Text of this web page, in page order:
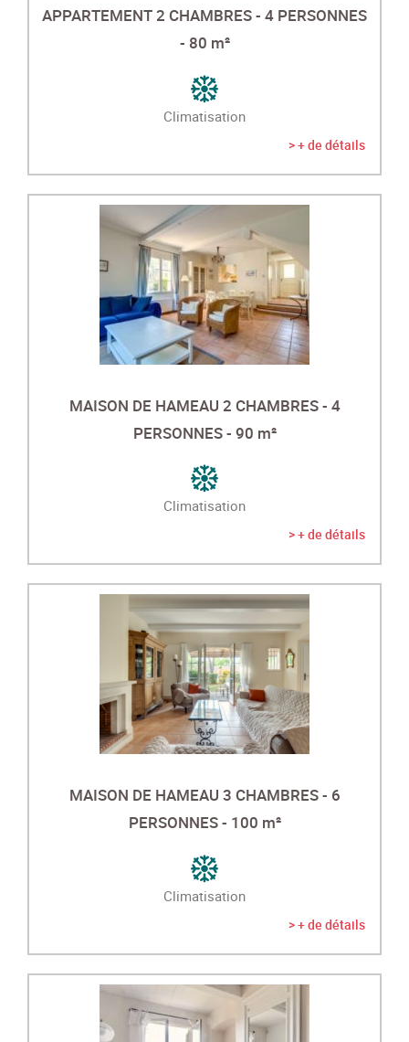
APPARTEMENT 2 CHAMBRES - 4 PERSONNES
- 80 m²
Climatisation
> + de détails
MAISON DE HAMEAU 2 CHAMBRES - 4
PERSONNES - 90 m²
Climatisation
> + de détails
MAISON DE HAMEAU 3 CHAMBRES - 6
PERSONNES - 100 m²
Climatisation
> + de détails